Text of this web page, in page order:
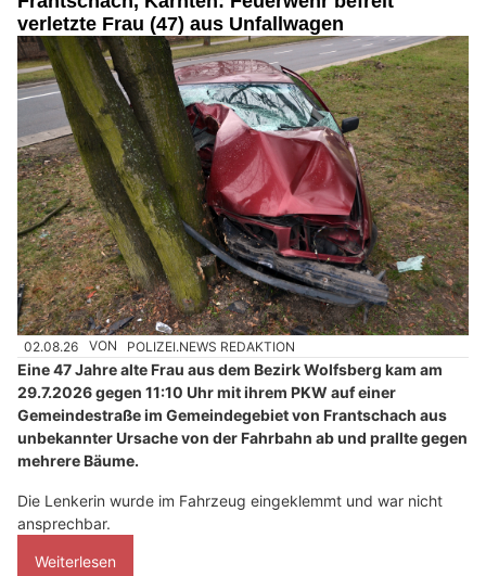
verletzte Frau (47) aus Unfallwagen
02.08.26 VON POLIZEI.NEWS REDAKTION
Eine 47 Jahre alte Frau aus dem Bezirk Wolfsberg kam am
29.7.2026 gegen 11:10 Uhr mit ihrem PKW auf einer
Gemeindestraße im Gemeindegebiet von Frantschach aus
unbekannter Ursache von der Fahrbahn ab und prallte gegen
mehrere Bäume.
Die Lenkerin wurde im Fahrzeug eingeklemmt und war nicht
ansprechbar.
Weiterlesen